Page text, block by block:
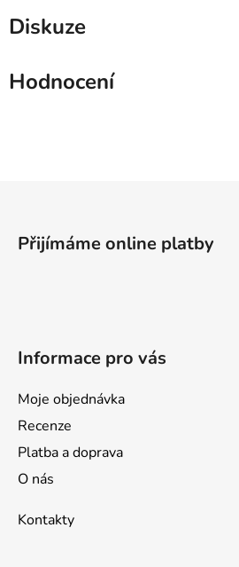
Diskuze
Hodnocení
Přijímáme online platby
Informace pro vás
Moje objednávka
Recenze
Platba a doprava
O nás
Kontakty